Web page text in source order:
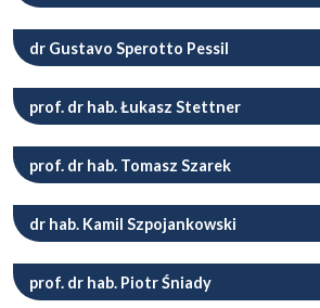
dr Gustavo Sperotto Pessil
prof. dr hab. Łukasz Stettner
prof. dr hab. Tomasz Szarek
dr hab. Kamil Szpojankowski
prof. dr hab. Piotr Śniady